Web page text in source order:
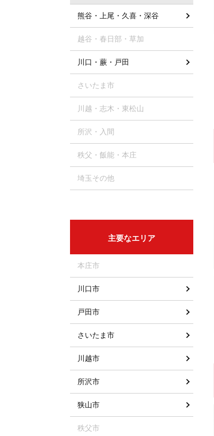
熊谷・上尾・久喜・深谷
越谷・春日部・草加
川口・蕨・戸田
さいたま市
川越・志木・東松山
所沢・入間
秩父・飯能・本庄
埼玉その他
主要なエリア
本庄市
川口市
戸田市
さいたま市
川越市
所沢市
狭山市
秩父市